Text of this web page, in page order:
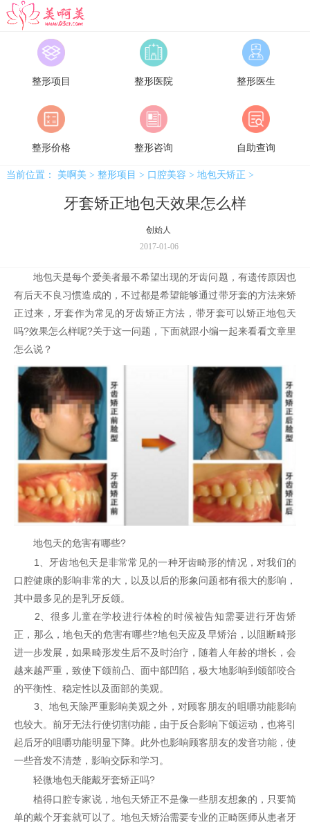
美啊美
整形项目 整形医院 整形医生
整形价格 整形咨询 自助查询
当前位置： 美啊美 > 整形项目 > 口腔美容 > 地包天矫正 >
牙套矫正地包天效果怎么样
创始人
2017-01-06
地包天是每个爱美者最不希望出现的牙齿问题，有遗传原因也
有后天不良习惯造成的，不过都是希望能够通过带牙套的方法来矫
正过来，牙套作为常见的牙齿矫正方法，带牙套可以矫正地包天
吗?效果怎么样呢?关于这一问题，下面就跟小编一起来看看文章里
怎么说？
地包天的危害有哪些?
1、牙齿地包天是非常常见的一种牙齿畸形的情况，对我们的
口腔健康的影响非常的大，以及以后的形象问题都有很大的影响，
其中最多见的是乳牙反颌。
2、很多儿童在学校进行体检的时候被告知需要进行牙齿矫
正，那么，地包天的危害有哪些?地包天应及早矫治，以阻断畸形
进一步发展，如果畸形发生后不及时治疗，随着人年龄的增长，会
越来越严重，致使下颌前凸、面中部凹陷，极大地影响到颌部咬合
的平衡性、稳定性以及面部的美观。
3、地包天除严重影响美观之外，对顾客朋友的咀嚼功能影响
也较大。前牙无法行使切割功能，由于反合影响下颌运动，也将引
起后牙的咀嚼功能明显下降。此外也影响顾客朋友的发音功能，使
一些音发不清楚，影响交际和学习。
轻微地包天能戴牙套矫正吗?
植得口腔专家说，地包天矫正不是像一些朋友想象的，只要简
单的戴个牙套就可以了。地包天矫治需要专业的正畸医师从患者牙